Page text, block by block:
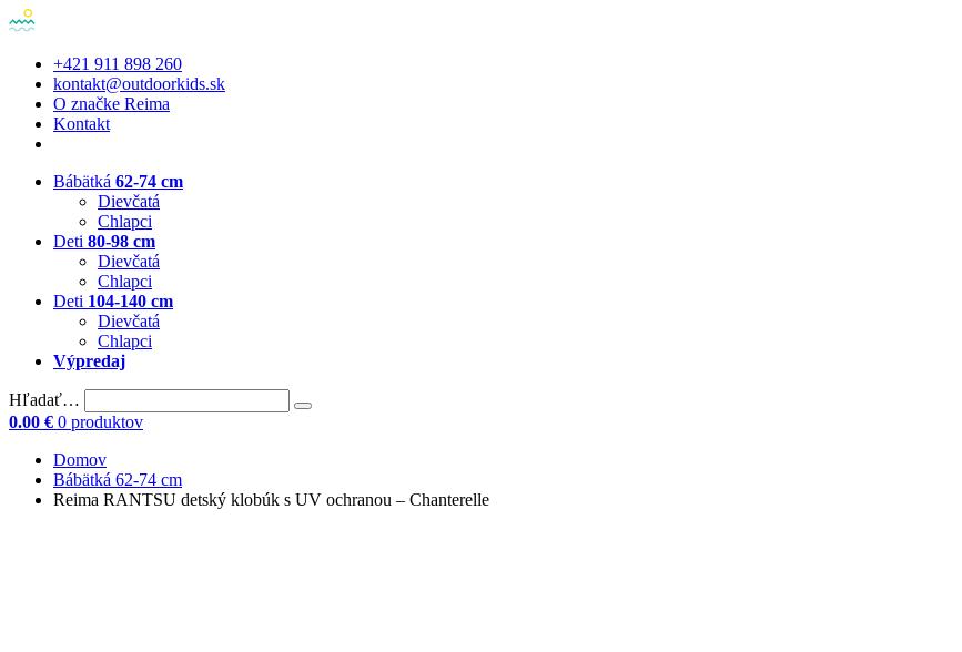
+421 911 898 260
kontakt@outdoorkids.sk
O značke Reima
Kontakt
Bábätká 62-74 cm
Dievčatá
Chlapci
Deti 80-98 cm
Dievčatá
Chlapci
Deti 104-140 cm
Dievčatá
Chlapci
Výpredaj
Hľadať…
0.00 € 0 produktov
Domov
Bábätká 62-74 cm
Reima RANTSU detský klobúk s UV ochranou – Chanterelle